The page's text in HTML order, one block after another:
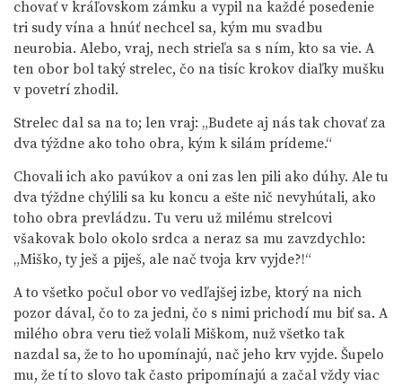
chovať v kráľovskom zámku a vypil na každé posedenie
tri sudy vína a hnúť nechcel sa, kým mu svadbu
neurobia. Alebo, vraj, nech strieľa sa s ním, kto sa vie. A
ten obor bol taký strelec, čo na tisíc krokov diaľky mušku
v povetrí zhodil.
Strelec dal sa na to; len vraj: „Budete aj nás tak chovať za
dva týždne ako toho obra, kým k silám prídeme.“
Chovali ich ako pavúkov a oni zas len pili ako dúhy. Ale tu
dva týždne chýlili sa ku koncu a ešte nič nevyhútali, ako
toho obra prevládzu. Tu veru už milému strelcovi
všakovak bolo okolo srdca a neraz sa mu zavzdychlo:
„Miško, ty ješ a piješ, ale nač tvoja krv vyjde?!“
A to všetko počul obor vo vedľajšej izbe, ktorý na nich
pozor dával, čo to za jedni, čo s nimi prichodí mu biť sa. A
milého obra veru tiež volali Miškom, nuž všetko tak
nazdal sa, že to ho upomínajú, nač jeho krv vyjde. Šupelo
mu, že tí to slovo tak často pripomínajú a začal vždy viac